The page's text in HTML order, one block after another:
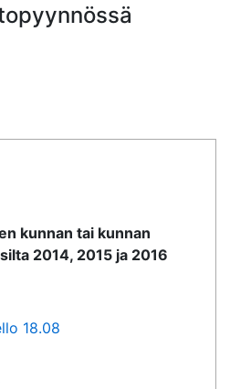
kunnan tai kunnan
2014, 2015 ja 2016
18.08